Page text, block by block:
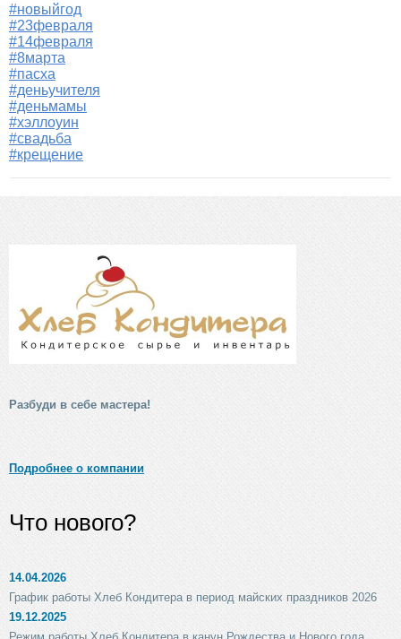
#новыйгод
#23февраля
#14февраля
#8марта
#пасха
#деньучителя
#деньмамы
#хэллоуин
#свадьба
#крещение
Разбуди в себе мастера!
Подробнее о компании
Что нового?
14.04.2026
График работы Хлеб Кондитера в период майских праздников 2026
19.12.2025